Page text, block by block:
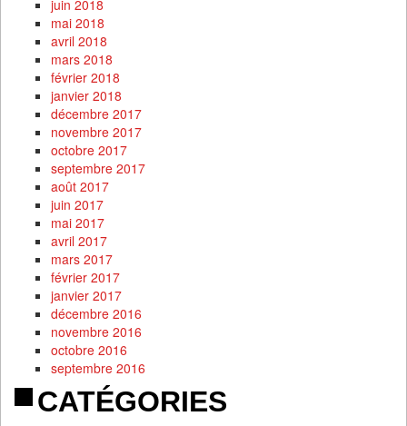
juin 2018
mai 2018
avril 2018
mars 2018
février 2018
janvier 2018
décembre 2017
novembre 2017
octobre 2017
septembre 2017
août 2017
juin 2017
mai 2017
avril 2017
mars 2017
février 2017
janvier 2017
décembre 2016
novembre 2016
octobre 2016
septembre 2016
CATÉGORIES